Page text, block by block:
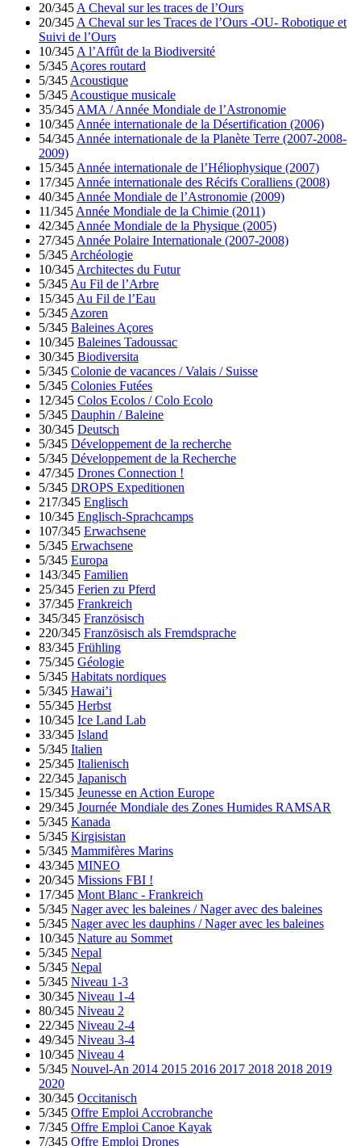
20/345 A Cheval sur les traces de l’Ours
20/345 A Cheval sur les Traces de l’Ours -OU- Robotique et
Suivi de l’Ours
10/345 A l’Affût de la Biodiversité
5/345 Açores routard
5/345 Acoustique
5/345 Acoustique musicale
35/345 AMA / Année Mondiale de l’Astronomie
10/345 Année internationale de la Désertification (2006)
54/345 Année internationale de la Planète Terre (2007-2008-
2009)
15/345 Année internationale de l’Héliophysique (2007)
17/345 Année internationale des Récifs Coralliens (2008)
40/345 Année Mondiale de l’Astronomie (2009)
11/345 Année Mondiale de la Chimie (2011)
42/345 Année Mondiale de la Physique (2005)
27/345 Année Polaire Internationale (2007-2008)
5/345 Archéologie
10/345 Architectes du Futur
5/345 Au Fil de l’Arbre
15/345 Au Fil de l’Eau
5/345 Azoren
5/345 Baleines Açores
10/345 Baleines Tadoussac
30/345 Biodiversita
5/345 Colonie de vacances / Valais / Suisse
5/345 Colonies Futées
12/345 Colos Ecolos / Colo Ecolo
5/345 Dauphin / Baleine
30/345 Deutsch
5/345 Développement de la recherche
5/345 Développement de la Recherche
47/345 Drones Connection !
5/345 DROPS Expeditionen
217/345 Englisch
10/345 Englisch-Sprachcamps
107/345 Erwachsene
5/345 Erwachsene
5/345 Europa
143/345 Familien
25/345 Ferien zu Pferd
37/345 Frankreich
345/345 Französisch
220/345 Französisch als Fremdsprache
83/345 Frühling
75/345 Géologie
5/345 Habitats nordiques
5/345 Hawai’i
55/345 Herbst
10/345 Ice Land Lab
33/345 Island
5/345 Italien
25/345 Italienisch
22/345 Japanisch
15/345 Jeunesse en Action Europe
29/345 Journée Mondiale des Zones Humides RAMSAR
5/345 Kanada
5/345 Kirgisistan
5/345 Mammifères Marins
43/345 MINEO
20/345 Missions FBI !
17/345 Mont Blanc - Frankreich
5/345 Nager avec les baleines / Nager avec des baleines
5/345 Nager avec les dauphins / Nager avec les baleines
10/345 Nature au Sommet
5/345 Nepal
5/345 Nepal
5/345 Niveau 1-3
30/345 Niveau 1-4
80/345 Niveau 2
22/345 Niveau 2-4
49/345 Niveau 3-4
10/345 Niveau 4
5/345 Nouvel-An 2014 2015 2016 2017 2018 2018 2019
2020
30/345 Occitanisch
5/345 Offre Emploi Accrobranche
7/345 Offre Emploi Canoe Kayak
7/345 Offre Emploi Drones